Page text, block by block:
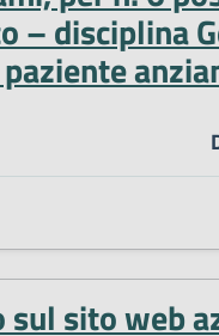
– disciplina
sul sito web